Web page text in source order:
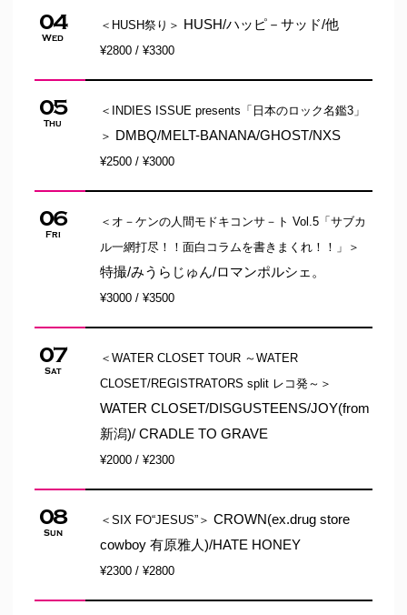
04
Wed
＜HUSH祭り＞ HUSH/ハッピ－サッド/他
¥2800 / ¥3300
05
Thu
＜INDIES ISSUE presents「日本のロック名鑑3」
＞ DMBQ/MELT-BANANA/GHOST/NXS
¥2500 / ¥3000
06
Fri
＜オ－ケンの人間モドキコンサ－ト Vol.5「サブカ
ル一網打尽！！面白コラムを書きまくれ！！」＞
特撮/みうらじゅん/ロマンポルシェ。
¥3000 / ¥3500
07
Sat
＜WATER CLOSET TOUR ～WATER
CLOSET/REGISTRATORS split レコ発～＞
WATER CLOSET/DISGUSTEENS/JOY(from
新潟)/ CRADLE TO GRAVE
¥2000 / ¥2300
08
Sun
＜SIX FO“JESUS”＞ CROWN(ex.drug store
cowboy 有原雅人)/HATE HONEY
¥2300 / ¥2800